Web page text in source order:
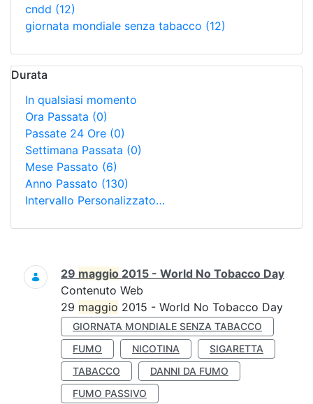
cndd (12)
giornata mondiale senza tabacco (12)
Durata
In qualsiasi momento
Ora Passata (0)
Passate 24 Ore (0)
Settimana Passata (0)
Mese Passato (6)
Anno Passato (130)
Intervallo Personalizzato…
Ricerca
29 maggio 2015 - World No Tobacco Day
Contenuto Web
29 maggio 2015 - World No Tobacco Day
GIORNATA MONDIALE SENZA TABACCO
FUMO
NICOTINA
SIGARETTA
TABACCO
DANNI DA FUMO
FUMO PASSIVO